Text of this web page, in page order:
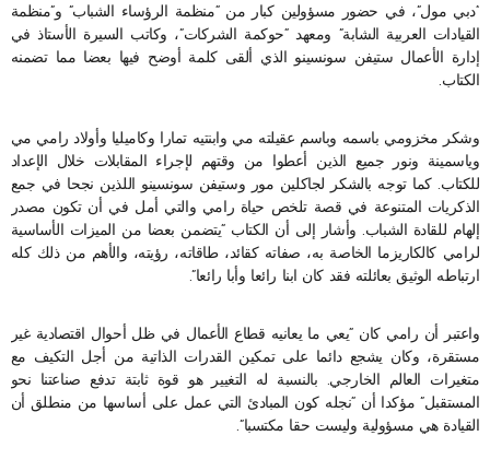
“دبي مول”، في حضور مسؤولين كبار من “منظمة الرؤساء الشباب” و”منظمة
القيادات العربية الشابة” ومعهد “حوكمة الشركات”، وكاتب السيرة الأستاذ في
إدارة الأعمال ستيفن سونسينو الذي ألقى كلمة أوضح فيها بعضا مما تضمنه
الكتاب.
وشكر مخزومي باسمه وباسم عقيلته مي وابنتيه تمارا وكاميليا وأولاد رامي مي
وياسمينة ونور جميع الذين أعطوا من وقتهم لإجراء المقابلات خلال الإعداد
للكتاب. كما توجه بالشكر لجاكلين مور وستيفن سونسينو اللذين نجحا في جمع
الذكريات المتنوعة في قصة تلخص حياة رامي والتي أمل في أن تكون مصدر
إلهام للقادة الشباب. وأشار إلى أن الكتاب “يتضمن بعضا من الميزات الأساسية
لرامي كالكاريزما الخاصة به، صفاته كقائد، طاقاته، رؤيته، والأهم من ذلك كله
ارتباطه الوثيق بعائلته فقد كان ابنا رائعا وأبا رائعا”.
واعتبر أن رامي كان “يعي ما يعانيه قطاع الأعمال في ظل أحوال اقتصادية غير
مستقرة، وكان يشجع دائما على تمكين القدرات الذاتية من أجل التكيف مع
متغيرات العالم الخارجي. بالنسبة له التغيير هو قوة ثابتة تدفع صناعتنا نحو
المستقبل” مؤكدا أن “نجله كون المبادئ التي عمل على أساسها من منطلق أن
القيادة هي مسؤولية وليست حقا مكتسبا”.